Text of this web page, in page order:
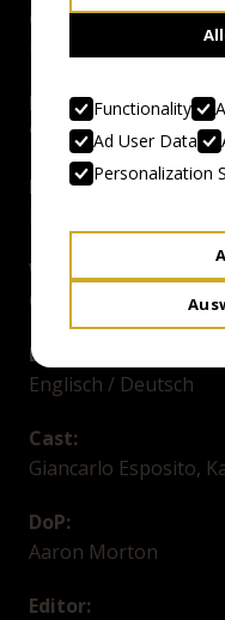
Country, Year:
Duration:
90 Minuten
Director:
Writer:
Guy Busick, Stephen
Language / Subtitles:
Englisch / Deutsch
Cast:
Giancarlo Esposito,
DoP:
Aaron Morton
Editor:
Functionality
Ad User Data
Personalization